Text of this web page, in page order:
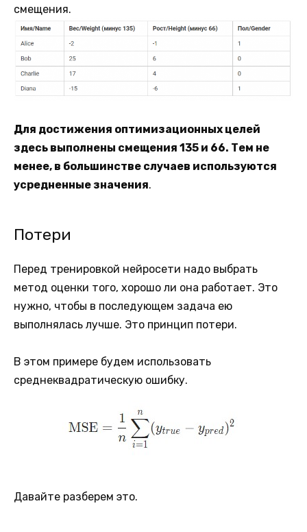
смещения.
Для достижения оптимизационных целей
здесь выполнены смещения 135 и 66. Тем не
менее, в большинстве случаев используются
усредненные значения.
Потери
Перед тренировкой нейросети надо выбрать
метод оценки того, хорошо ли она работает. Это
нужно, чтобы в последующем задача ею
выполнялась лучше. Это принцип потери.
В этом примере будем использовать
среднеквадратическую ошибку.
Давайте разберем это.